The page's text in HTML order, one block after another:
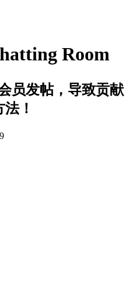
Room
员发帖，导致贡献
！